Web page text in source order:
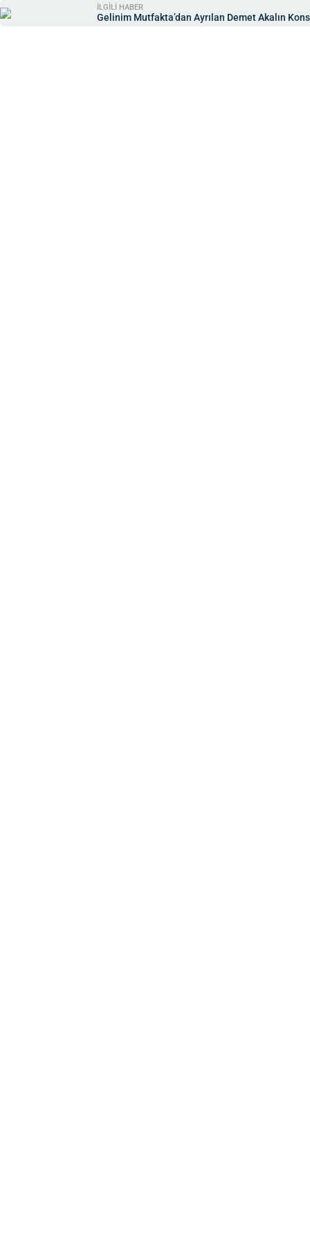
İLGİLİ HABER
Gelinim Mutfakta’dan Ayrılan Demet Akalın